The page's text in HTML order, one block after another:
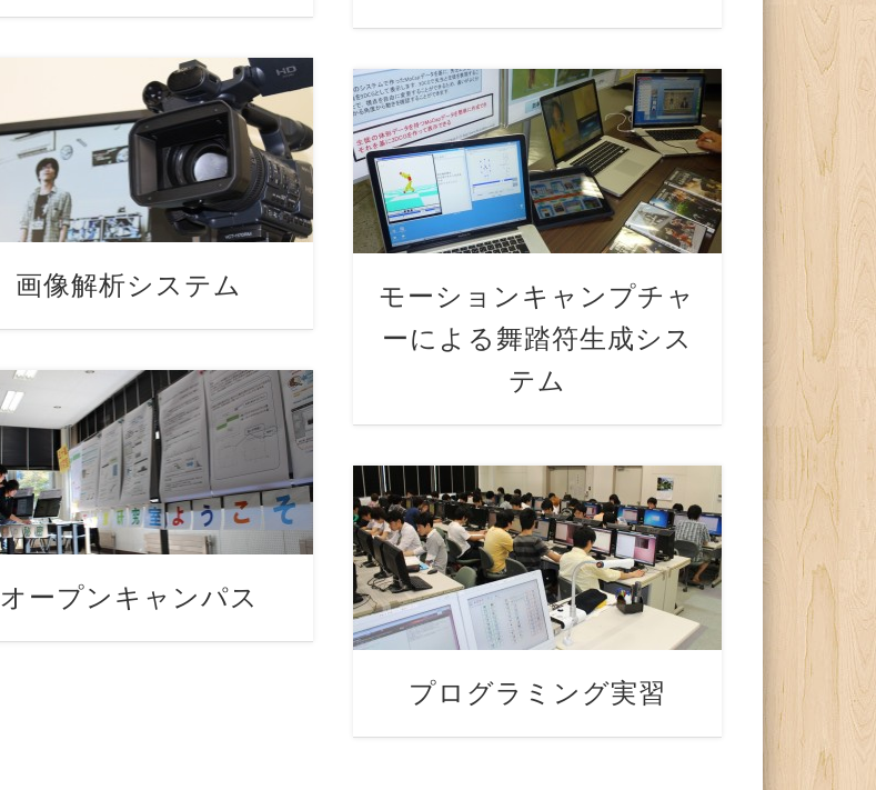
画像解析システム
モーションキャンプチャ
ーによる舞踏符生成シス
テム
オープンキャンパス
プログラミング実習